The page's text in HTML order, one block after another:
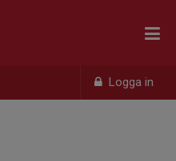
Logga in